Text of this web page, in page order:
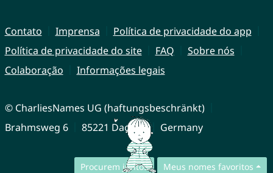
Procurem juntos Meus nomes favoritos
Contato Imprensa
Política de privacidade do app
Política de privacidade do site
FAQ
Sobre nós
Colaboração
Informações legais
© CharliesNames UG (haftungsbeschränkt)
Brahmsweg 6
85221 Dachau Germany